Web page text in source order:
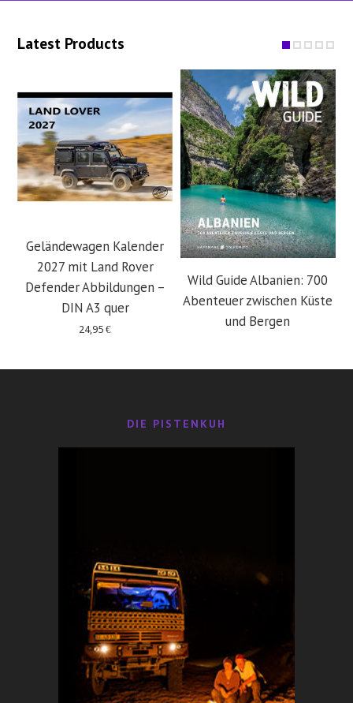
Latest Products
Geländewagen Kalender
2027 mit Land Rover
Defender Abbildungen –
DIN A3 quer
24,95€
Wild Guide Albanien: 700
Abenteuer zwischen Küste
und Bergen
DIE PISTENKUH